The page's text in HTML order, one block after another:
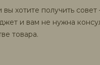
хотите получить
и вам не нужна
товара.